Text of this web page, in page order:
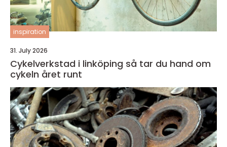
inspiration
31. July 2026
Cykelverkstad i linköping så tar du hand om
cykeln året runt